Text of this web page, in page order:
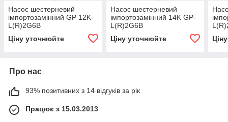
Насос шестерневий
імпортозамінний GP 12K-
L(R)2G6B
Ціну уточнюйте
Насос шестерневий
імпортозамінний 14K GP-
L(R)2G6B
Ціну уточнюйте
Про нас
93% позитивних з 14 відгуків за рік
Працює з 15.03.2013